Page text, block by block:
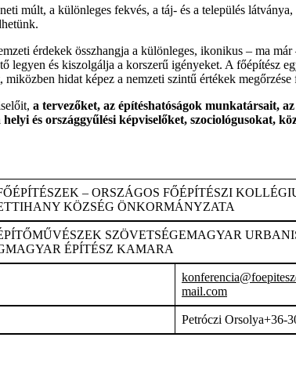
múlt, a különleges fekvés, a táj- és a település
érdekek összhangja a különleges, ikonikus – ma
legyen és kiszolgálja a korszerű igényeket. A főépítész
hidat képez a nemzeti szintű értékek megőrzése
a tervezőket, az építéshatóságok munkatársait,
és országgyűlési képviselőket, szociológusokat,
– ORSZÁGOS FŐÉPÍTÉSZI
KÖZSÉG ÖNKORMÁNYZATA
SZÖVETSÉGEMAGYAR
ÉPÍTÉSZ KAMARA
mail.com
Petróczi Orsolya+36-